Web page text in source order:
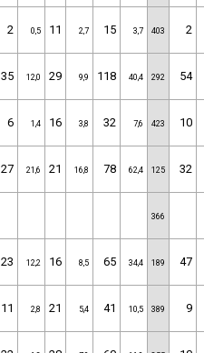
2 0,5 11 2,7 15 3,7 403 2
35 12,0 29 9,9 118 40,4 292 54
6 1,4 16 3,8 32 7,6 423 10
27 21,6 21 16,8 78 62,4 125 32
366
23 12,2 16 8,5 65 34,4 189 47
11 2,8 21 5,4 41 10,5 389 9